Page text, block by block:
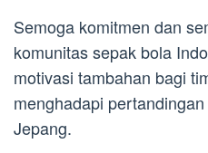
Semoga komitmen dan
komunitas sepak bola
motivasi tambahan bagi
menghadapi
Jepang.